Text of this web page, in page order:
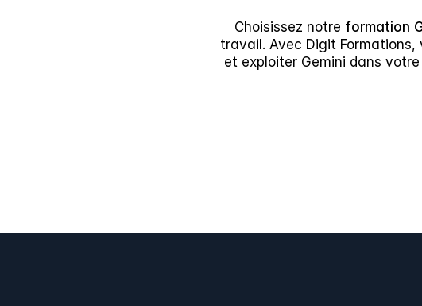
Choisissez notre formation
travail. Avec Digit
et exploiter Gemini dans